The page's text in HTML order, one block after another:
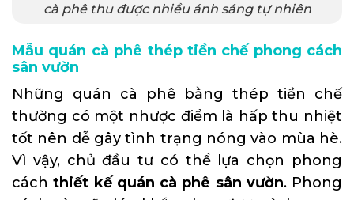
cà phê thu được nhiều ánh sáng tự nhiên
Mẫu quán cà phê thép tiền chế phong cách
sân vườn
Những quán cà phê bằng thép tiền chế
thường có một nhược điểm là hấp thu nhiệt
tốt nên dễ gây tình trạng nóng vào mùa hè.
Vì vậy, chủ đầu tư có thể lựa chọn phong
cáchthiết kế quán cà phê sân vườn. Phong